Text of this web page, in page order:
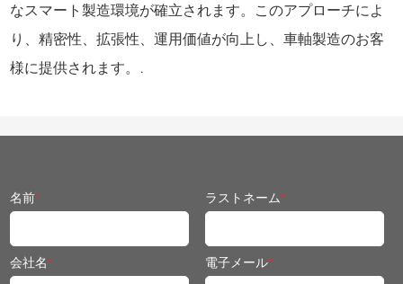
なスマート製造環境が確立されます。このアプローチによ
り、精密性、拡張性、運用価値が向上し、車軸製造のお客
様に提供されます。.
名前* ラストネーム*
会社名* 電子メール*